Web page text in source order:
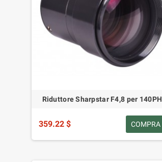
Riduttore Sharpstar F4,8 per 140PH
359.22 $ COMPRA